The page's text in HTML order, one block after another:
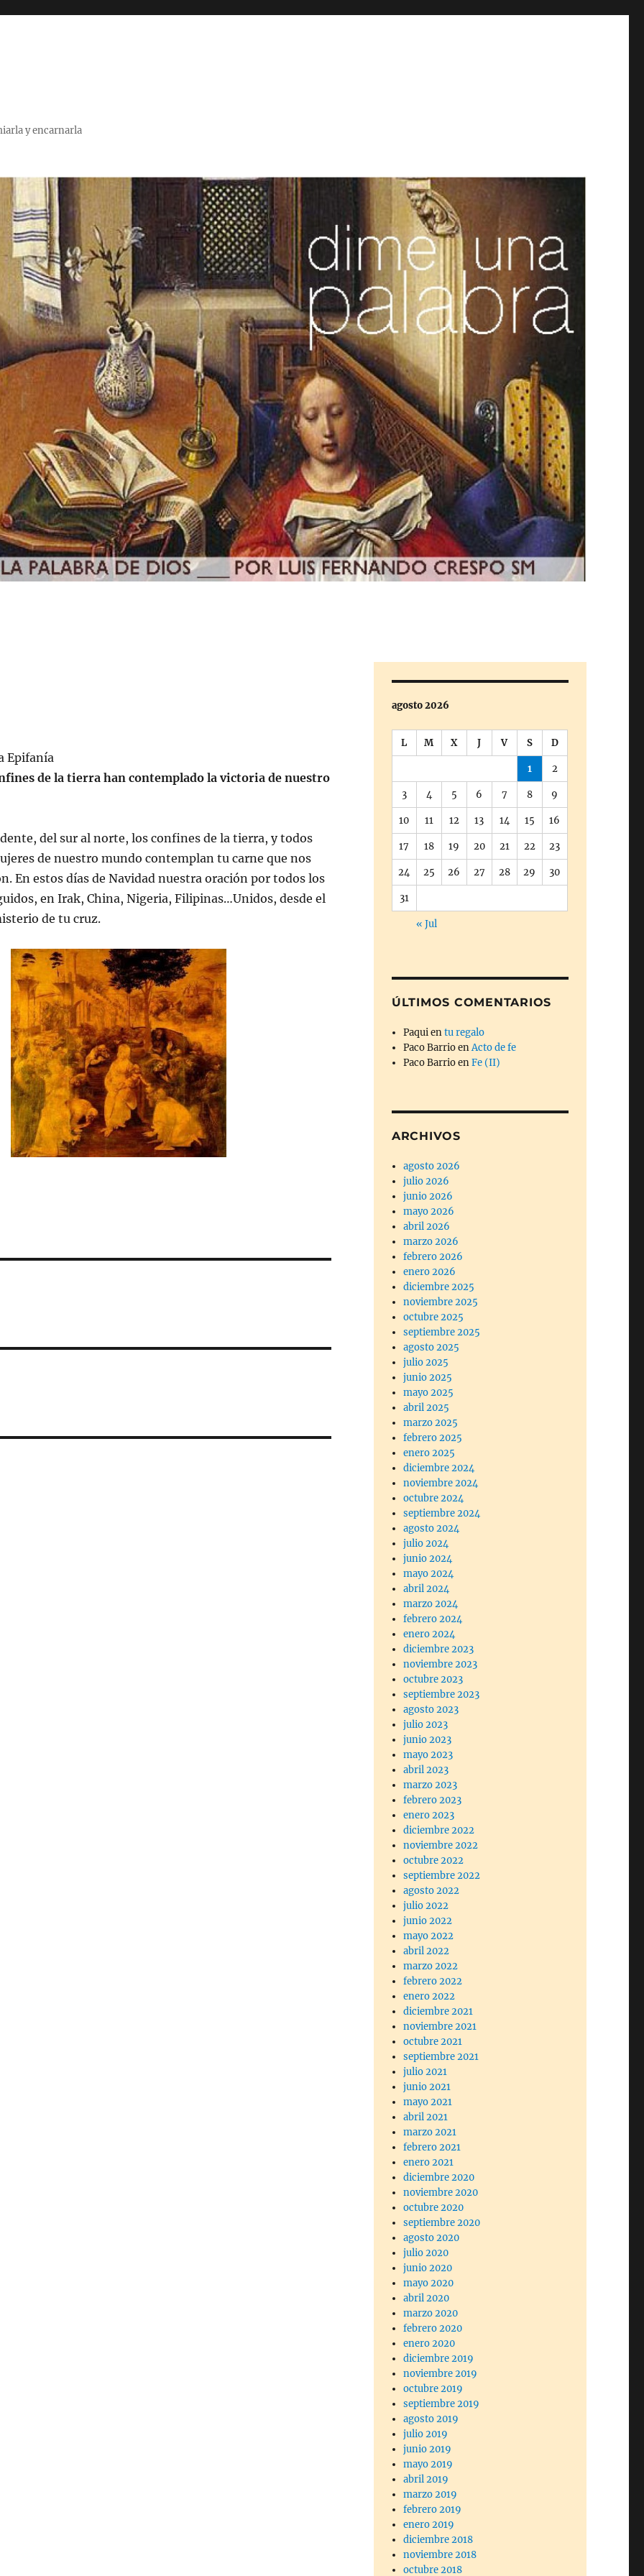
y encarnarla
Epifanía
de la tierra han contemplado la victoria de nuestro
del sur al norte, los confines de la tierra, y todos
de nuestro mundo contemplan tu carne que nos
En estos días de Navidad nuestra oración por todos los
en Irak, China, Nigeria, Filipinas…Unidos, desde el
de tu cruz.
agosto 2026
L M X J V S D
1 2
3 4 5 6 7 8 9
10 11 12 13 14 15 16
17 18 19 20 21 22 23
24 25 26 27 28 29 30
31
« Jul
ÚLTIMOS COMENTARIOS
Paquientu regalo
Paco BarrioenActo de fe
Paco BarrioenFe (II)
ARCHIVOS
agosto 2026
julio 2026
junio 2026
mayo 2026
abril 2026
marzo 2026
febrero 2026
enero 2026
diciembre 2025
noviembre 2025
octubre 2025
septiembre 2025
agosto 2025
julio 2025
junio 2025
mayo 2025
abril 2025
marzo 2025
febrero 2025
enero 2025
diciembre 2024
noviembre 2024
octubre 2024
septiembre 2024
agosto 2024
julio 2024
junio 2024
mayo 2024
abril 2024
marzo 2024
febrero 2024
enero 2024
diciembre 2023
noviembre 2023
octubre 2023
septiembre 2023
agosto 2023
julio 2023
junio 2023
mayo 2023
abril 2023
marzo 2023
febrero 2023
enero 2023
diciembre 2022
noviembre 2022
octubre 2022
septiembre 2022
agosto 2022
julio 2022
junio 2022
mayo 2022
abril 2022
marzo 2022
febrero 2022
enero 2022
diciembre 2021
noviembre 2021
octubre 2021
septiembre 2021
julio 2021
junio 2021
mayo 2021
abril 2021
marzo 2021
febrero 2021
enero 2021
diciembre 2020
noviembre 2020
octubre 2020
septiembre 2020
agosto 2020
julio 2020
junio 2020
mayo 2020
abril 2020
marzo 2020
febrero 2020
enero 2020
diciembre 2019
noviembre 2019
octubre 2019
septiembre 2019
agosto 2019
julio 2019
junio 2019
mayo 2019
abril 2019
marzo 2019
febrero 2019
enero 2019
diciembre 2018
noviembre 2018
octubre 2018